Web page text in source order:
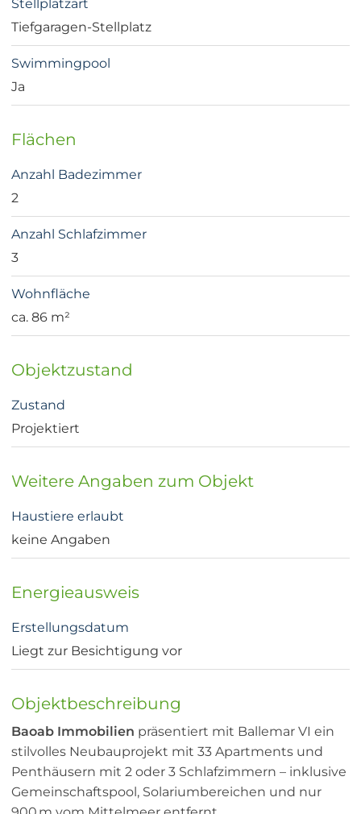
Stellplatzart
Tiefgaragen-Stellplatz
Swimmingpool
Ja
Flächen
Anzahl Badezimmer
2
Anzahl Schlafzimmer
3
Wohnfläche
ca. 86 m²
Objektzustand
Zustand
Projektiert
Weitere Angaben zum Objekt
Haustiere erlaubt
keine Angaben
Energieausweis
Erstellungsdatum
Liegt zur Besichtigung vor
Objektbeschreibung
Baoab Immobilien präsentiert mit Ballemar VI ein
stilvolles Neubauprojekt mit 33 Apartments und
Penthäusern mit 2 oder 3 Schlafzimmern – inklusive
Gemeinschaftspool, Solariumbereichen und nur